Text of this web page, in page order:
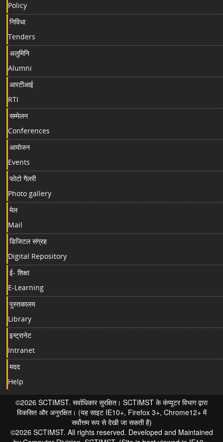
Policy
निविधा
Tenders
अलुमिनि
Alumni
आरटीआई
RTI
सम्मेलन
Conferences
आयोजन
Events
फोटो गैलरी
Photo gallery
मेल
Mail
डिजिटल संग्रह
Digital Repository
ई- शिक्षा
E-Learning
पुस्तकालय
Library
इन्ट्रानेट
Intranet
मदद
Help
©2026 SCTIMST. सर्वाधिकार सुरक्षित। SCTIMST के कंप्यूटर विभाग द्वारा
विकसित और अनुरक्षित। (यह साइट IE10+, Firefox 3+, Chrome12+ में
सर्वोत्तम रूप से देखी जा सकती है)
©2026 SCTIMST. All rights reserved. Developed and Maintained